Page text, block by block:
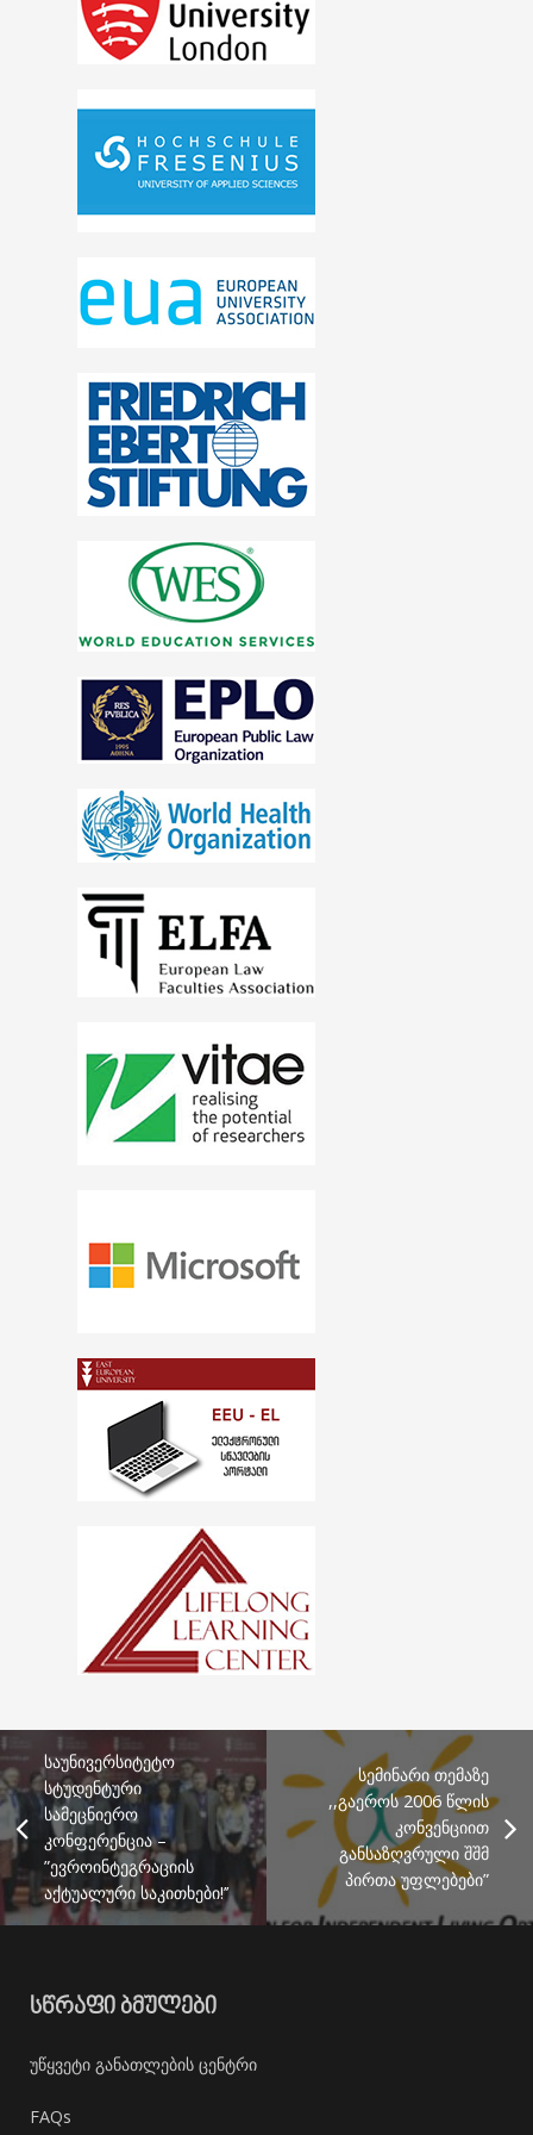
საუნივერსიტეტო
სტუდენტური
სამეცნიერო
კონფერენცია –
”ევროინტეგრაციის
აქტუალური საკითხები!’’
სემინარი თემაზე
,,გაეროს 2006 წლის
კონვენციით
განსაზღვრული შშმ
პირთა უფლებები”
ᲡᲬᲠᲐᲤᲘ ᲑᲛᲣᲚᲔᲑᲘ
უწყვეტი განათლების ცენტრი
FAQs